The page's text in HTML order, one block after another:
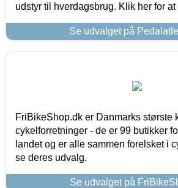
udstyr til hverdagsbrug. Klik her for
Se udvalget på
FriBikeShop.dk er Danmarks største
cykelforretninger - de er 99 butikker
landet og er alle sammen forelsket i
se deres udvalg.
Se udvalget på